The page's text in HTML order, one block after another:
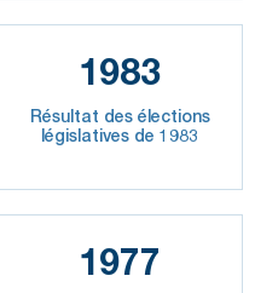
1983
Résultat des élections
législatives de 1983
1977